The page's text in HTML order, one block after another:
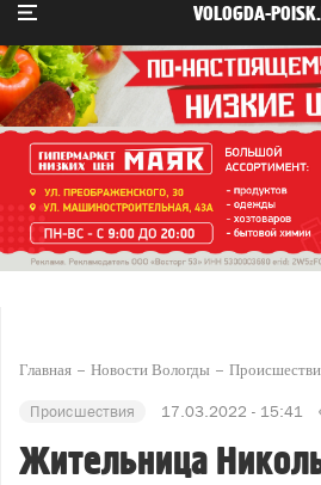
VOLOGDA-
Главная Новости Вологды
Происшествия 17.03.2022 - 15:41
Жительница